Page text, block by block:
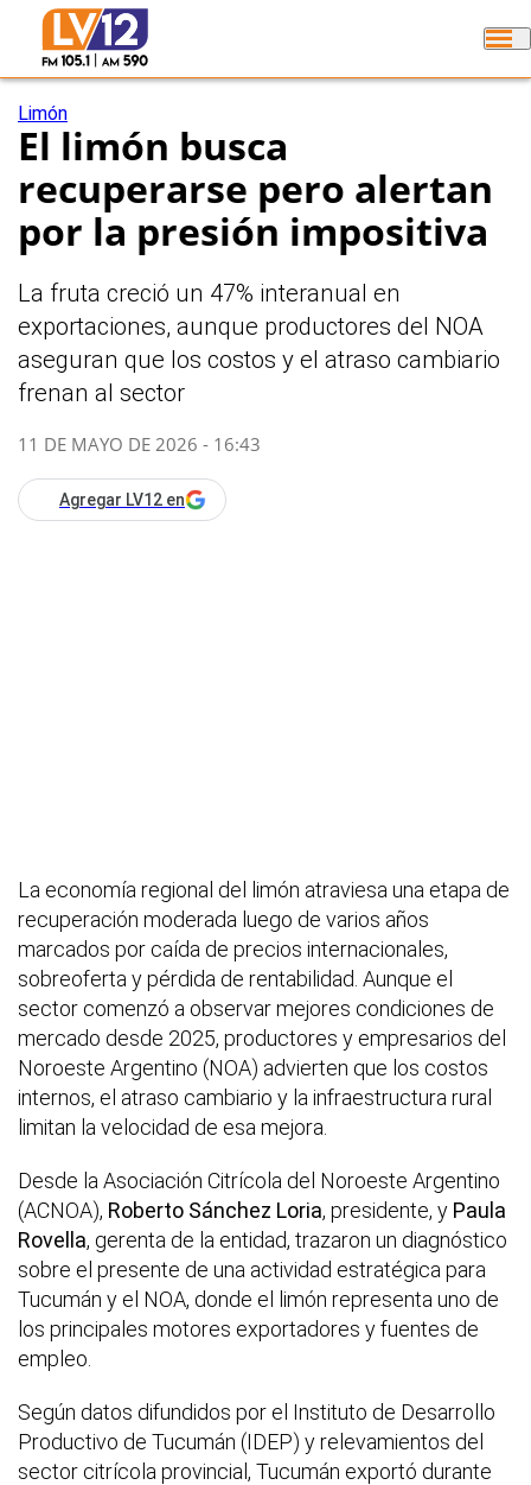
Limón
El limón busca
recuperarse pero alertan
por la presión impositiva
La fruta creció un 47% interanual en
exportaciones, aunque productores del NOA
aseguran que los costos y el atraso cambiario
frenan al sector
11 DE MAYO DE 2026 - 16:43
Agregar LV12 en
La economía regional del limón atraviesa una etapa de
recuperación moderada luego de varios años
marcados por caída de precios internacionales,
sobreoferta y pérdida de rentabilidad. Aunque el
sector comenzó a observar mejores condiciones de
mercado desde 2025, productores y empresarios del
Noroeste Argentino (NOA) advierten que los costos
internos, el atraso cambiario y la infraestructura rural
limitan la velocidad de esa mejora.
Desde la Asociación Citrícola del Noroeste Argentino
(ACNOA), Roberto Sánchez Loria, presidente, y Paula
Rovella, gerenta de la entidad, trazaron un diagnóstico
sobre el presente de una actividad estratégica para
Tucumán y el NOA, donde el limón representa uno de
los principales motores exportadores y fuentes de
empleo.
Según datos difundidos por el Instituto de Desarrollo
Productivo de Tucumán (IDEP) y relevamientos del
sector citrícola provincial, Tucumán exportó durante